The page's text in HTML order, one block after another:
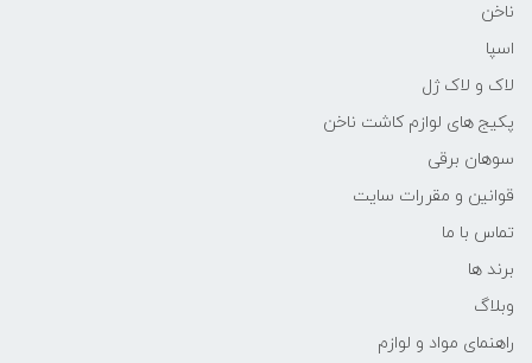
ناخن
اسپا
لاک و لاک ژل
پکیج های لوازم کاشت ناخن
سوهان برقی
قوانین و مقررات سایت
تماس با ما
برند ها
وبلاگ
راهنمای مواد و لوازم